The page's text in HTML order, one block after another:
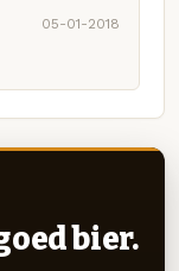
05-01-2018
bier.